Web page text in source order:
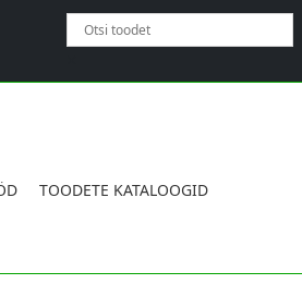
TOODETE KATALOOGID